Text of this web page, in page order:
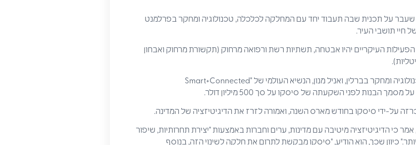
על תכנית שבה תעבוד יחד עם המחלקה לכלכלה, טכנולוגיה ומחקר בפרלמנט
חיי תושבי העיר.
העיקריים יהיו אבטחה, תשתיות רשת ורפואה מרחוק (תקשורת מרחוק ואבחון
קורנליה ייזר, סנאטורית לכלכלה, טכנולוגיה ומחקר בברלין, ואניל מנון, הנשיא העולמי של "Smart+Connected
כי הדיגיטיזציה מיטיבה עם מדינות, ערים וחברות באמצעות "יצירת תחרותיות, שיפור
יותר." כיוון שכך, הוא הודיע, "סיסקו מבקשת לתרום את חלקה לשינוי הזה, בנוסף